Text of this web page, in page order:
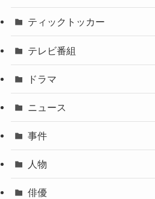
ティックトッカー
テレビ番組
ドラマ
ニュース
事件
人物
俳優